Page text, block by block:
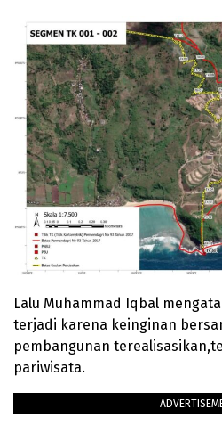
Lalu Muhammad Iqbal
terjadi karena keinginan
pembangunan
pariwisata.